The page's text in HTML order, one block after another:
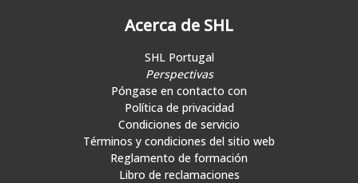
Acerca de SHL
SHL Portugal
Perspectivas
Póngase en contacto con
Política de privacidad
Condiciones de servicio
Términos y condiciones del sitio web
Reglamento de formación
Libro de reclamaciones